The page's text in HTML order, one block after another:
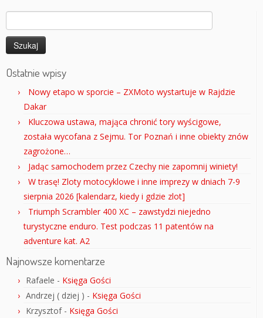
Szukaj:
Ostatnie wpisy
Nowy etapo w sporcie – ZXMoto wystartuje w Rajdzie
Dakar
Kluczowa ustawa, mająca chronić tory wyścigowe,
została wycofana z Sejmu. Tor Poznań i inne obiekty znów
zagrożone…
Jadąc samochodem przez Czechy nie zapomnij winiety!
W trasę! Zloty motocyklowe i inne imprezy w dniach 7-9
sierpnia 2026 [kalendarz, kiedy i gdzie zlot]
Triumph Scrambler 400 XC – zawstydzi niejedno
turystyczne enduro. Test podczas 11 patentów na
adventure kat. A2
Najnowsze komentarze
Rafaele - Księga Gości
Andrzej ( dziej ) - Księga Gości
Krzysztof- Księga Gości